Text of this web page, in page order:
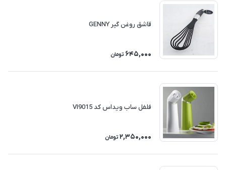
قاشق روغن گیر GENNY
645,000 تومان
فلفل ساب ویداس کد VI9015
2,350,000 تومان